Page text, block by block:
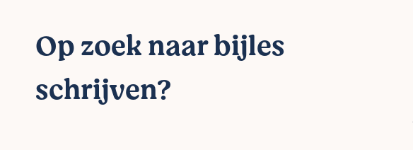
Op zoek naar bijles
schrijven?